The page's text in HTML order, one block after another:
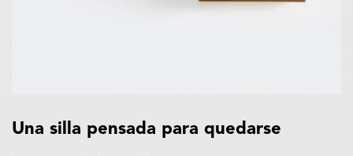
Una silla pensada para quedarse